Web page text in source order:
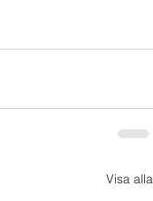
Visa alla